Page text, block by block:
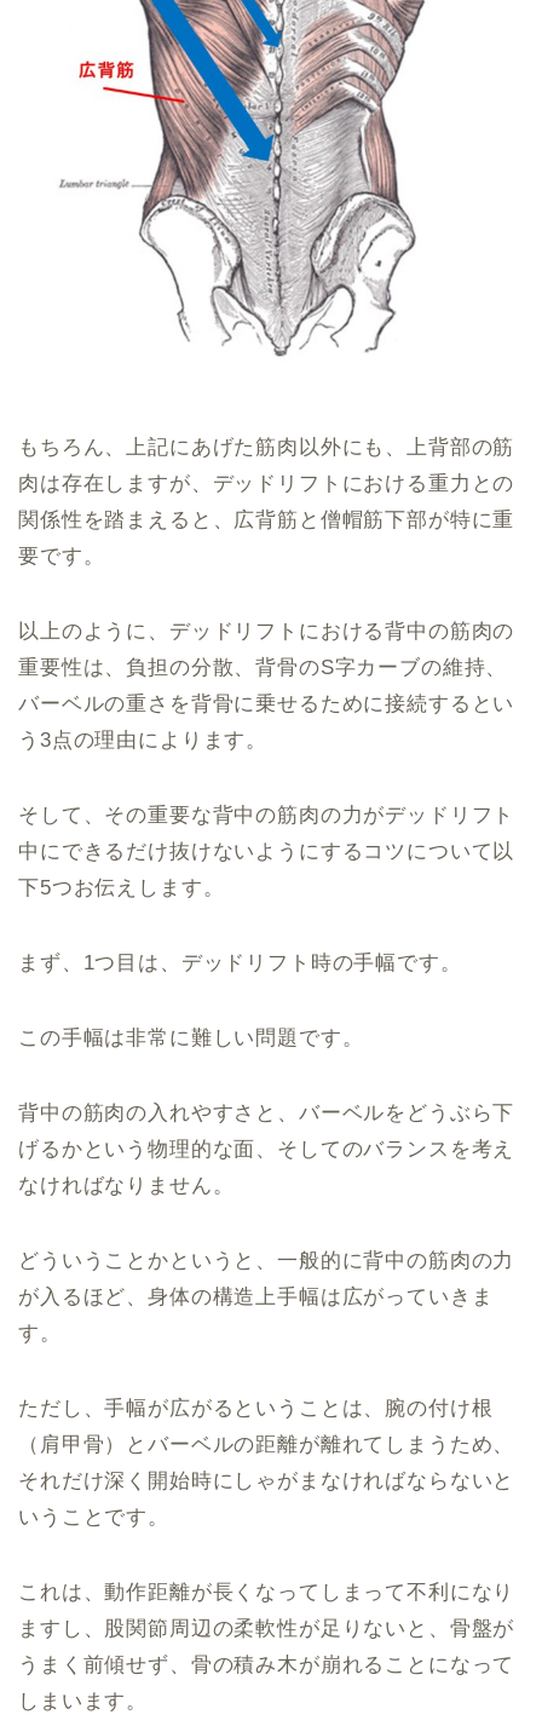
もちろん、上記にあげた筋肉以外にも、上背部の筋
肉は存在しますが、デッドリフトにおける重力との
関係性を踏まえると、広背筋と僧帽筋下部が特に重
要です。
以上のように、デッドリフトにおける背中の筋肉の
重要性は、負担の分散、背骨のS字カーブの維持、
バーベルの重さを背骨に乗せるために接続するとい
う3点の理由によります。
そして、その重要な背中の筋肉の力がデッドリフト
中にできるだけ抜けないようにするコツについて以
下5つお伝えします。
まず、1つ目は、デッドリフト時の手幅です。
この手幅は非常に難しい問題です。
背中の筋肉の入れやすさと、バーベルをどうぶら下
げるかという物理的な面、そしてのバランスを考え
なければなりません。
どういうことかというと、一般的に背中の筋肉の力
が入るほど、身体の構造上手幅は広がっていきま
す。
ただし、手幅が広がるということは、腕の付け根
（肩甲骨）とバーベルの距離が離れてしまうため、
それだけ深く開始時にしゃがまなければならないと
いうことです。
これは、動作距離が長くなってしまって不利になり
ますし、股関節周辺の柔軟性が足りないと、骨盤が
うまく前傾せず、骨の積み木が崩れることになって
しまいます。